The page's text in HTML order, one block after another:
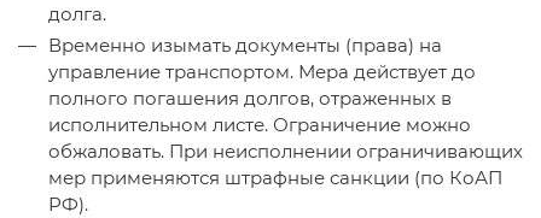
долга.
Временно изымать документы (права) на
управление транспортом. Мера действует до
полного погашения долгов, отраженных в
исполнительном листе. Ограничение можно
обжаловать. При неисполнении ограничивающих
мер применяются штрафные санкции (по КоАП
РФ).